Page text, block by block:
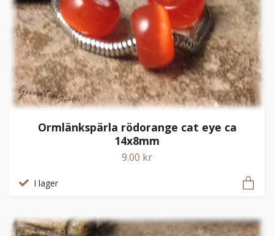
Ormlänkspärla rödorange cat eye ca
14x8mm
9.00 kr
I lager